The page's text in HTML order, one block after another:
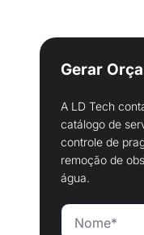
Gerar
A LD Tech
catálogo de
controle de
remoção de
água.